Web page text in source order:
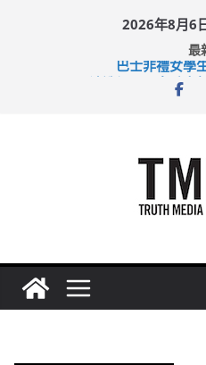
2026年8月6
最
巴士非禮女學
涉造假公屋富戶申